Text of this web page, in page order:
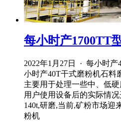
每小时产1700TT
2022年1月27日 · 每小时
小时产40T干式磨粉机石料
主要用于处理一些中、低
用户使用设备后的实际情
140t,研磨,当前,矿粉市场迎
粉机